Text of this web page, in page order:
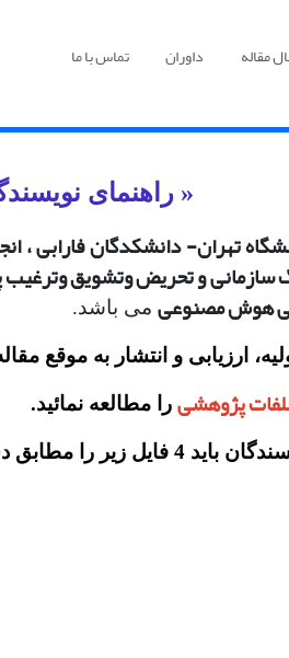
مقاله داوران تماس با ما
« راهنمای
تهران- دانشکدگان فارابی،
و تحریض وتشویق
هوش مصنوعی می باشد.
ارزیابی و انتشار به موقع
پژوهشی را مطالعه نمائید.
و ارسال نمائید :